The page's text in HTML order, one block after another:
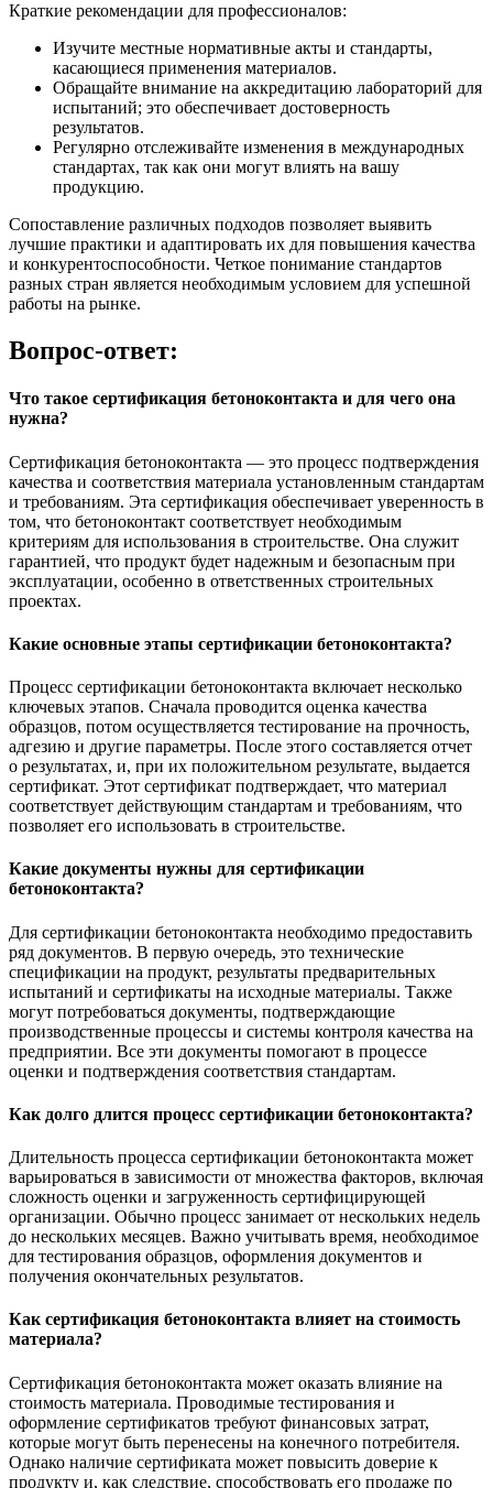
Краткие рекомендации для профессионалов:
Изучите местные нормативные акты и стандарты,
касающиеся применения материалов.
Обращайте внимание на аккредитацию лабораторий для
испытаний; это обеспечивает достоверность
результатов.
Регулярно отслеживайте изменения в международных
стандартах, так как они могут влиять на вашу
продукцию.
Сопоставление различных подходов позволяет выявить
лучшие практики и адаптировать их для повышения качества
и конкурентоспособности. Четкое понимание стандартов
разных стран является необходимым условием для успешной
работы на рынке.
Вопрос-ответ:
Что такое сертификация бетоноконтакта и для чего она
нужна?
Сертификация бетоноконтакта — это процесс подтверждения
качества и соответствия материала установленным стандартам
и требованиям. Эта сертификация обеспечивает уверенность в
том, что бетоноконтакт соответствует необходимым
критериям для использования в строительстве. Она служит
гарантией, что продукт будет надежным и безопасным при
эксплуатации, особенно в ответственных строительных
проектах.
Какие основные этапы сертификации бетоноконтакта?
Процесс сертификации бетоноконтакта включает несколько
ключевых этапов. Сначала проводится оценка качества
образцов, потом осуществляется тестирование на прочность,
адгезию и другие параметры. После этого составляется отчет
о результатах, и, при их положительном результате, выдается
сертификат. Этот сертификат подтверждает, что материал
соответствует действующим стандартам и требованиям, что
позволяет его использовать в строительстве.
Какие документы нужны для сертификации
бетоноконтакта?
Для сертификации бетоноконтакта необходимо предоставить
ряд документов. В первую очередь, это технические
спецификации на продукт, результаты предварительных
испытаний и сертификаты на исходные материалы. Также
могут потребоваться документы, подтверждающие
производственные процессы и системы контроля качества на
предприятии. Все эти документы помогают в процессе
оценки и подтверждения соответствия стандартам.
Как долго длится процесс сертификации бетоноконтакта?
Длительность процесса сертификации бетоноконтакта может
варьироваться в зависимости от множества факторов, включая
сложность оценки и загруженность сертифицирующей
организации. Обычно процесс занимает от нескольких недель
до нескольких месяцев. Важно учитывать время, необходимое
для тестирования образцов, оформления документов и
получения окончательных результатов.
Как сертификация бетоноконтакта влияет на стоимость
материала?
Сертификация бетоноконтакта может оказать влияние на
стоимость материала. Проводимые тестирования и
оформление сертификатов требуют финансовых затрат,
которые могут быть перенесены на конечного потребителя.
Однако наличие сертификата может повысить доверие к
продукту и, как следствие, способствовать его продаже по